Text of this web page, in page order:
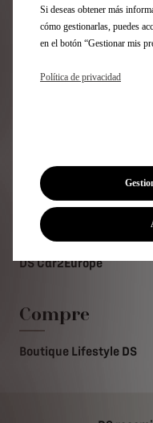
CHECA
SUECIA
UCRANÍA
DS Design Studio
Viajar
DS Car2Europe
Compre
Boutique Lifestyle DS
Si deseas obtener más
cómo gestionarlas, puedes
en el botón “Gestionar mis
Política de privacidad